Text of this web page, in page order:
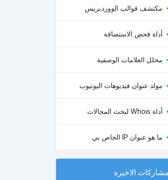
مكتشف قوالب الووردبريس
أداة فحص الاستضافة
محلل العلامات الوصفية
مولد عنوان فيديوهات اليوتيوب
أداة Whois لبحث المجالات
ما هو عنوان IP الخاص بي
الاخيرة